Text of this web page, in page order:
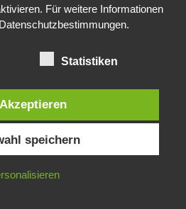
das? -Mars „SOL 735“ Rover Curiosity
2015Durch die weitere Nutzung dieser
von Cookies zu.
ORDNUNG
Für weitere Informationen
Statistiken
speichern